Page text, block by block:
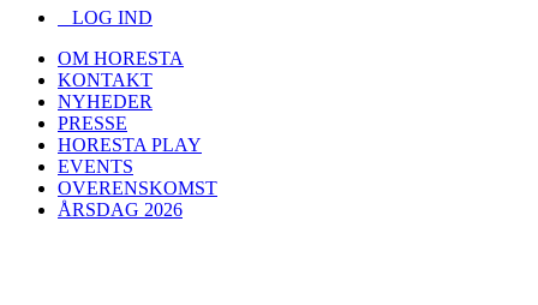
LOG IND
OM HORESTA
KONTAKT
NYHEDER
PRESSE
HORESTA PLAY
EVENTS
OVERENSKOMST
ÅRSDAG 2026